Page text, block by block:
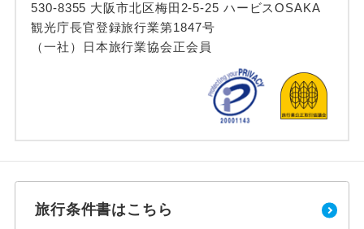
530-8355 大阪市北区梅田2-5-25 ハービスOSAKA
観光庁長官登録旅行業第1847号
（一社）日本旅行業協会正会員
旅行条件書はこちら